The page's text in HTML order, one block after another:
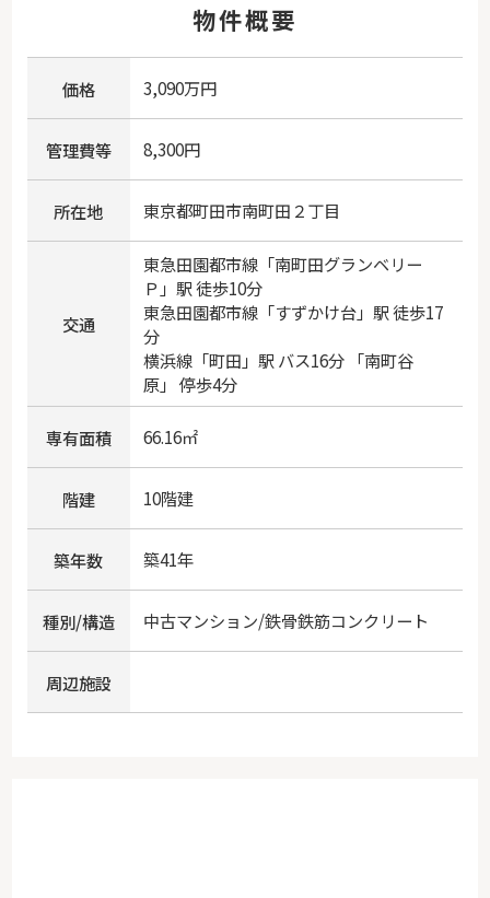
物件概要
価格 3,090万円
管理費等 8,300円
所在地 東京都町田市南町田 ２丁目
交通
東急田園都市線「南町田グランベリー
Ｐ 」駅 徒歩10分
東急田園都市線「すずかけ台」駅 徒歩17
分
横浜線「町田 」駅 バス16分 「南町谷
原」 停歩4分
専有面積 66.16㎡
階建 10階建
築年数 築41年
種別/構造 中古マンション/鉄骨鉄筋コンクリート
周辺施設